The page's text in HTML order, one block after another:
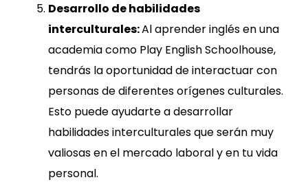
Desarrollo de habilidades
interculturales:Al aprender inglés en una
academia como Play English Schoolhouse,
tendrás la oportunidad de interactuar con
personas de diferentes orígenes culturales.
Esto puede ayudarte a desarrollar
habilidades interculturales que serán muy
valiosas en el mercado laboral y en tu vida
personal.